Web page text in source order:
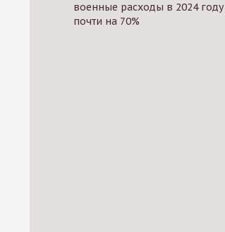
военные расходы в 2024 году
почти на 70%